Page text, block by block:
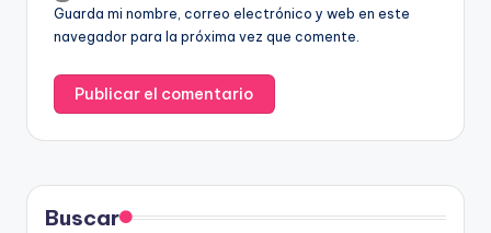
Guarda mi nombre, correo electrónico y web en este
navegador para la próxima vez que comente.
Buscar